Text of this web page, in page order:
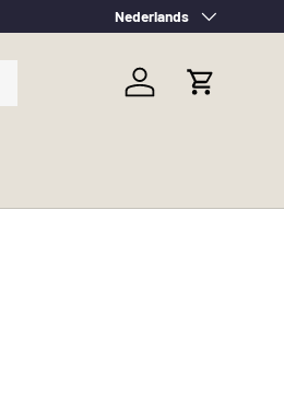
Taal
Nederlands
Inloggen